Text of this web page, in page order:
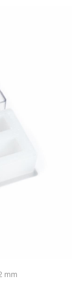
mm